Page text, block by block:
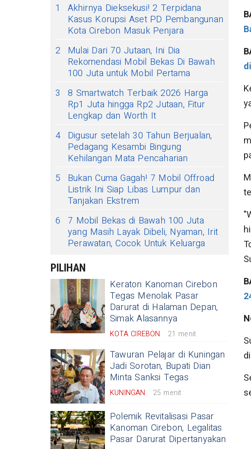
1
Akhirnya Dieksekusi! 2 Terpidana
Kasus Korupsi Aset PD Pembangunan
Kota Cirebon Masuk Penjara
2
Mulai Dari 70 Jutaan, Ini Dia
Rekomendasi Mobil Bekas Di Bawah
100 Juta untuk Mobil Pertama
3
8 Smartwatch Terbaik 2026 Harga
Rp1 Juta hingga Rp2 Jutaan, Fitur
Lengkap dan Worth It
4 Digusur setelah 30 Tahun Berjualan,
Pedagang Kesambi Bingung
Kehilangan Mata Pencaharian
5
Bukan Cuma Gagah! 7 Mobil Offroad
Listrik Ini Siap Libas Lumpur dan
Tanjakan Ekstrem
6
7 Mobil Bekas di Bawah 100 Juta
yang Masih Layak Dibeli, Nyaman, Irit
Perawatan, Cocok Untuk Keluarga
PILIHAN
Keraton Kanoman Cirebon
Tegas Menolak Pasar
Darurat di Halaman Depan,
Simak Alasannya
KOTA CIREBON 21 menit
Tawuran Pelajar di Kuningan
Jadi Sorotan, Bupati Dian
Minta Sanksi Tegas
KUNINGAN 25 menit
Polemik Revitalisasi Pasar
Kanoman Cirebon, Legalitas
Pasar Darurat Dipertanyakan